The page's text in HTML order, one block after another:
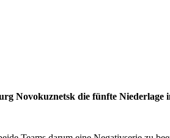
Novokuznetsk die fünfte Niederlage